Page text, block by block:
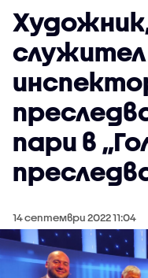
пари в
14 септември 2022 11:04